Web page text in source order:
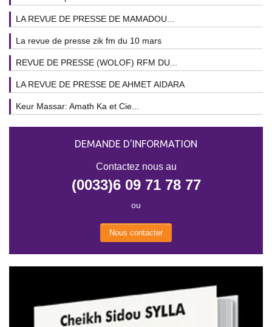
LA REVUE DE PRESSE DE MAMADOU...
La revue de presse zik fm du 10 mars
REVUE DE PRESSE (WOLOF) RFM DU...
LA REVUE DE PRESSE DE AHMET AIDARA
Keur Massar: Amath Ka et Cie...
DEMANDE D'INFORMATION
Contactez nous au
(0033)6 09 71 78 77
ou
Nous contacter